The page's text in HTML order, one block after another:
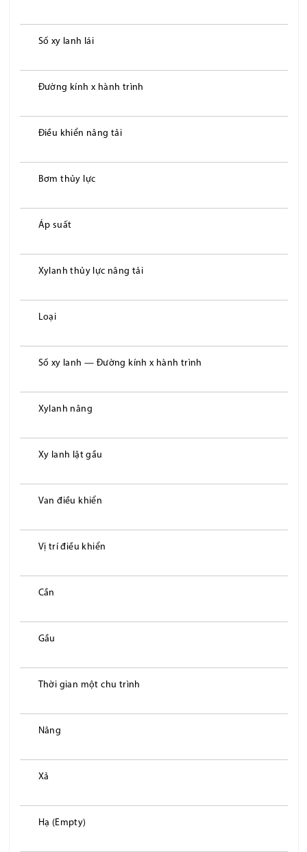
Số xy lanh lái
Đường kính x hành trình
Điều khiển nâng tải
Bơm thủy lực
Áp suất
Xylanh thủy lực nâng tải
Loại
Số xy lanh — Đường kính x hành trình
Xylanh nâng
Xy lanh lật gầu
Van điều khiển
Vị trí điều khiển
Cần
Gầu
Thời gian một chu trình
Nâng
Xả
Hạ (Empty)